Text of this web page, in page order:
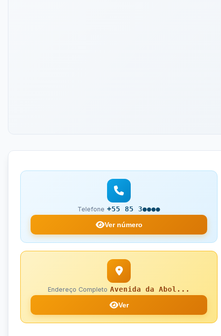
Telefone +55 85 3●●●●
Ver número
Endereço Completo Avenida da Abol...
Ver